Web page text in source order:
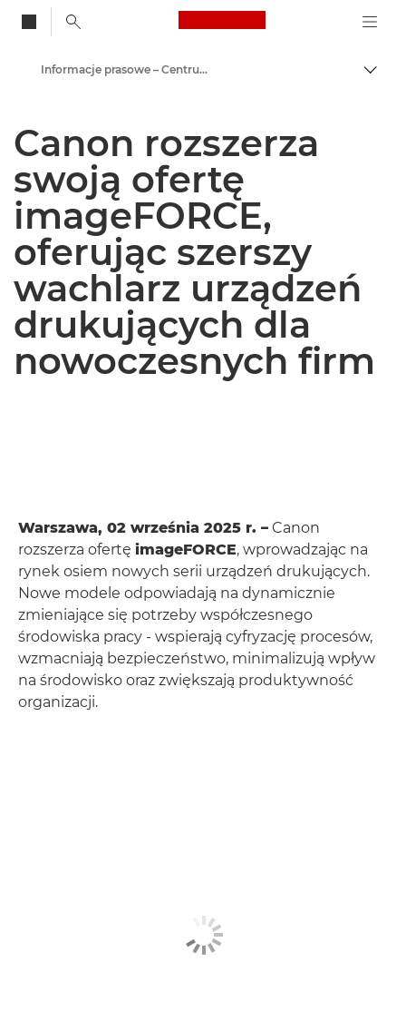
Canon Logo, back
Centrum prasowe
Informacje prasowe – Centrum Prasowe Canon
Canon rozszerza
swoją ofertę
imageFORCE,
oferując szerszy
wachlarz urządzeń
drukujących dla
nowoczesnych firm
Warszawa, 02 września 2025 r. – Canon
rozszerza ofertę imageFORCE, wprowadzając na
rynek osiem nowych serii urządzeń drukujących.
Nowe modele odpowiadają na dynamicznie
zmieniające się potrzeby współczesnego
środowiska pracy - wspierają cyfryzację procesów,
wzmacniają bezpieczeństwo, minimalizują wpływ
na środowisko oraz zwiększają produktywność
organizacji.